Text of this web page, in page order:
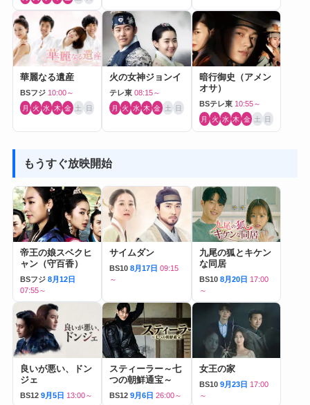
華麗なる遺産
BSフジ 10:00～
月 火 水 木 金 土 日
火の女神ジョンイ
テレ東 08:15～
月 火 水 木 金 土 日
暗行御史（アメン
オサ）
BSテレ東 10:55～
月 火 水 木 金 土 日
もうすぐ放映開始
帝王の娘スベクヒ
ャン（守百香）
BSフジ 8月12日
07:55～
サイムダン
BS10 8月17日 09:15
～
九尾の狐とキケン
な同居
BS10 8月20日 17:00
～
良いが悪い、ドン
ジェ
BS12 9月5日 13:00～
スティーラー～七
つの朝鮮通宝～
BS12 9月6日 26:00～
女王の家
BS10 9月23日 17:00
～